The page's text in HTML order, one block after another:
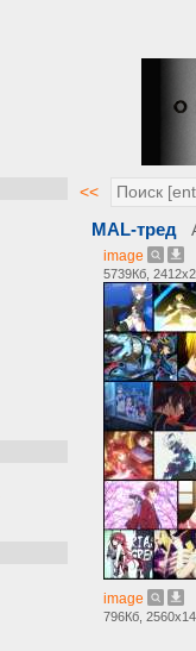
<<
MAL-тред
image
5739Кб,
image
796Кб,